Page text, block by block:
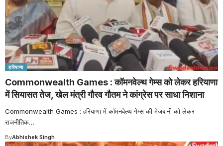
हरियाणा
Commonwealth Games : कॉमनवेल्थ गेम्स को लेकर हरियाणा
में सियासत तेज, खेल मंत्री गौरव गौतम ने कांग्रेस पर साधा निशाना
Commonwealth Games : हरियाणा में कॉमनवेल्थ गेम्स की मेजबानी को लेकर
राजनीतिक…
ByAbhishek Singh